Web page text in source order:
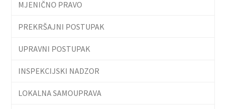
MJENIČNO PRAVO
PREKRŠAJNI POSTUPAK
UPRAVNI POSTUPAK
INSPEKCIJSKI NADZOR
LOKALNA SAMOUPRAVA